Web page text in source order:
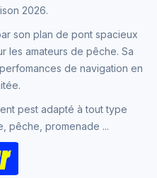
2026.
son plan de pont spacieux
les amateurs de pêche. Sa
de navigation en
pest adapté à tout type
pêche, promenade ...